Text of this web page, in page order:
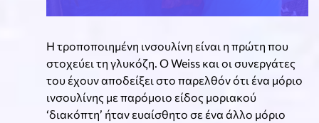
Η τροποποιημένη ινσουλίνη είναι η πρώτη που
στοχεύει τη γλυκόζη. Ο Weiss και οι συνεργάτες
του έχουν αποδείξει στο παρελθόν ότι ένα μόριο
ινσουλίνης με παρόμοιο είδος μοριακού
‘διακόπτη’ ήταν ευαίσθητο σε ένα άλλο μόριο